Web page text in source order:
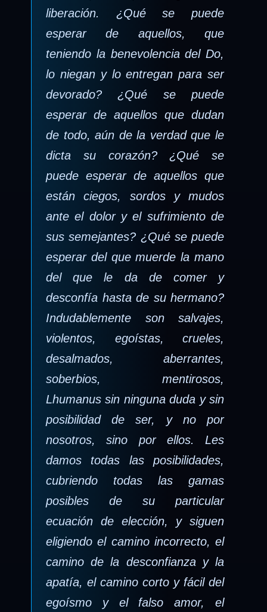
liberación. ¿Qué se puede
esperar de aquellos, que
teniendo la benevolencia del Do,
lo niegan y lo entregan para ser
devorado? ¿Qué se puede
esperar de aquellos que dudan
de todo, aún de la verdad que le
dicta su corazón? ¿Qué se
puede esperar de aquellos que
están ciegos, sordos y mudos
ante el dolor y el sufrimiento de
sus semejantes? ¿Qué se puede
esperar del que muerde la mano
del que le da de comer y
desconfía hasta de su hermano?
Indudablemente son salvajes,
violentos, egoístas, crueles,
desalmados, aberrantes,
soberbios, mentirosos,
Lhumanus sin ninguna duda y sin
posibilidad de ser, y no por
nosotros, sino por ellos. Les
damos todas las posibilidades,
cubriendo todas las gamas
posibles de su particular
ecuación de elección, y siguen
eligiendo el camino incorrecto, el
camino de la desconfianza y la
apatía, el camino corto y fácil del
egoísmo y el falso amor, el